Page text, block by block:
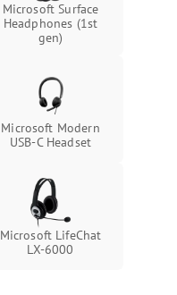
Microsoft Surface
Headphones (1st
gen)
Microsoft Modern
USB-C Headset
Microsoft LifeChat
LX-6000